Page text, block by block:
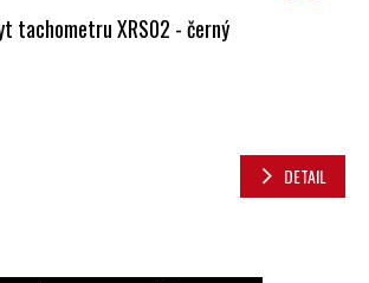
tachometru XRS02 - černý
DETAIL